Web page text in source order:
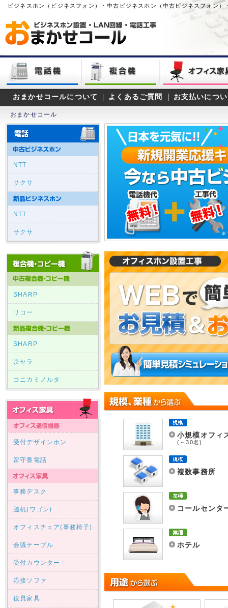
ビジネスホン（ビジネスフォン）・中古ビジネスホン（中古ビジネスフォン
おまかせコールについて よくあるご質問 お支払いにつ
おまかせコール
NTT
サクサ
NTT
サクサ
SHARP
リコー
SHARP
京セラ
コニカミノルタ
受付デザインホン
留守番電話
事務デスク
脇机(ワゴン)
オフィスチェア(事務椅子)
会議テーブル
受付カウンター
応接ソファ
役員家具
小規模オフィ
(～30名)
複数事務所
コールセンタ
ホテル